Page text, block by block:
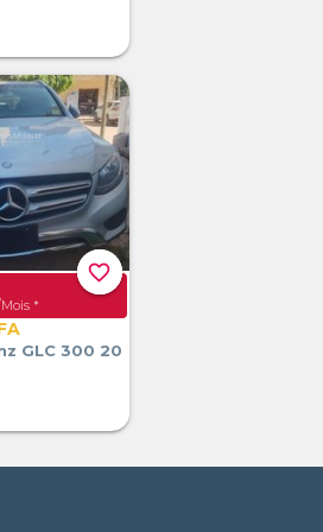
favorite_border
*
GLC 300 20